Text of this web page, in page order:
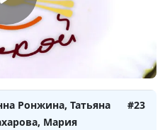
Ирина
(кулинар),
Тимонина, Ольга
Катерина
Ронжина, Татьяна
Мария
#23